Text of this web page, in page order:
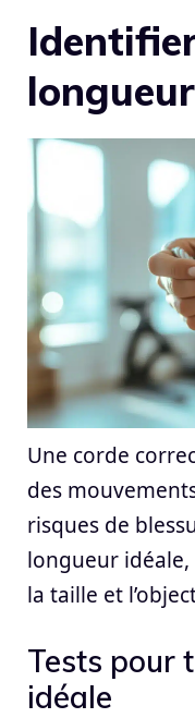
Une corde
des
risques de
longueur
la taille et
Tests pour
idéale